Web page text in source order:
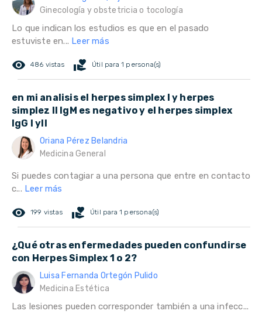
Ginecología y obstetricia o tocología
Lo que indican los estudios es que en el pasado
estuviste en... Leer más
remove_red_eye 486 vistas volunteer_activism Útil para 1 persona(s)
en mi analisis el herpes simplex I y herpes
simplez II IgM es negativo y el herpes simplex
IgG I yII
Oriana Pérez Belandria
Medicina General
Si puedes contagiar a una persona que entre en contacto
c... Leer más
remove_red_eye 199 vistas volunteer_activism Útil para 1 persona(s)
¿Qué otras enfermedades pueden confundirse
con Herpes Simplex 1 o 2?
Luisa Fernanda Ortegón Pulido
Medicina Estética
Las lesiones pueden corresponder también a una infecc...